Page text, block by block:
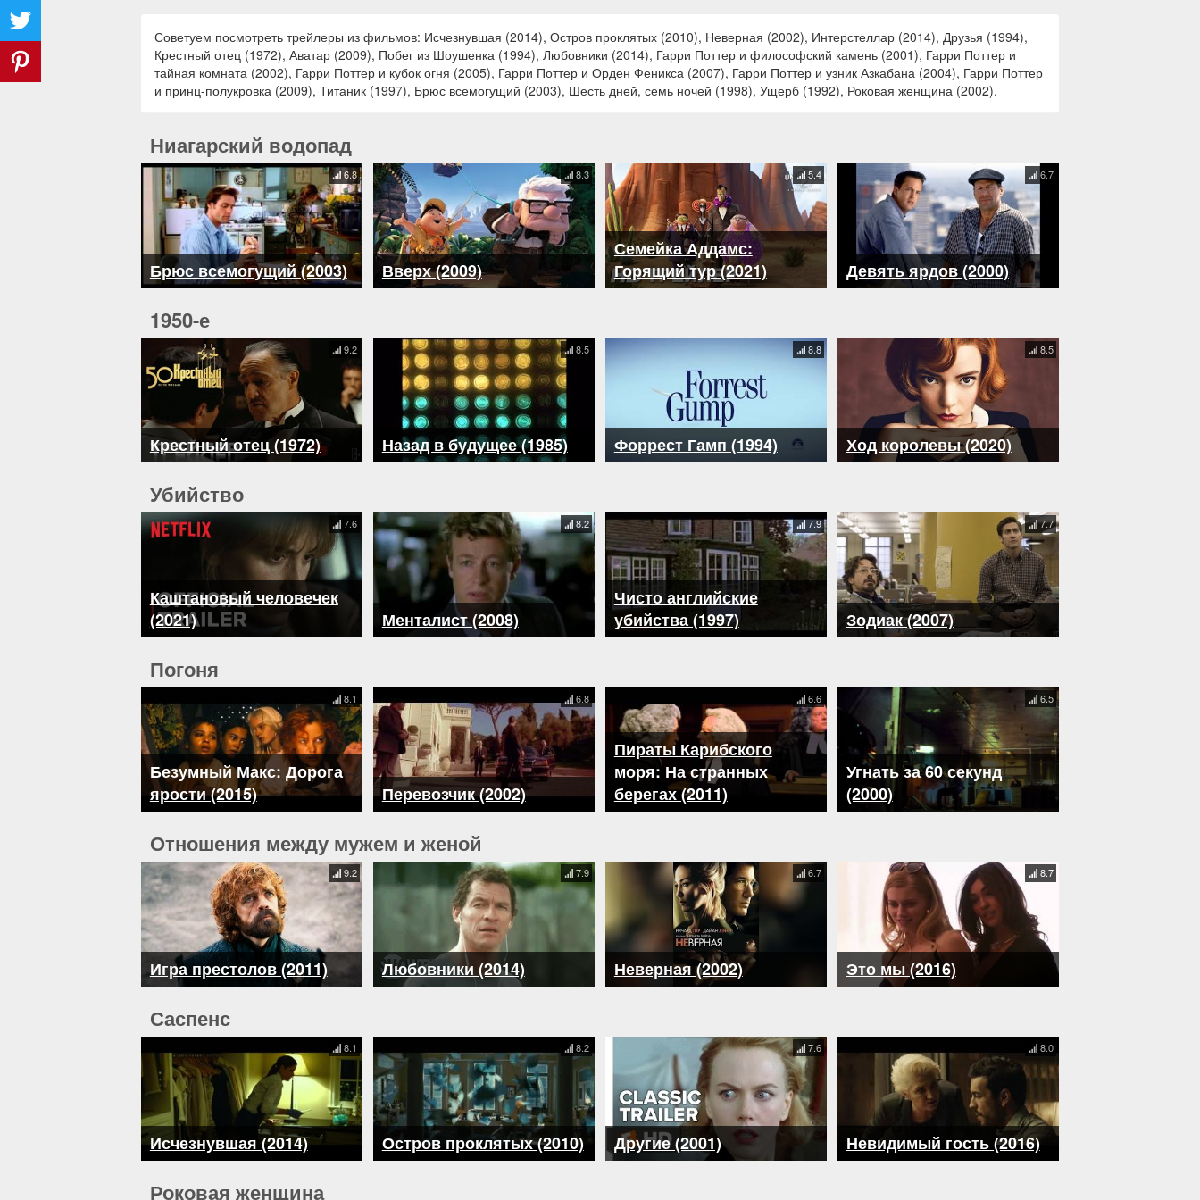
Советуем посмотреть трейлеры из фильмов: Исчезнувшая (2014), Остров проклятых (2010), Неверная (2002), Интерстеллар (2014), Друзья (1994),
Крестный отец (1972), Аватар (2009), Побег из Шоушенка (1994), Любовники (2014), Гарри Поттер и философский камень (2001), Гарри Поттер и
тайная комната (2002), Гарри Поттер и кубок огня (2005), Гарри Поттер и Орден Феникса (2007), Гарри Поттер и узник Азкабана (2004), Гарри Поттер
и принц-полукровка (2009), Титаник (1997), Брюс всемогущий (2003), Шесть дней, семь ночей (1998), Ущерб (1992), Роковая женщина (2002).
Ниагарский водопад
Брюс всемогущий (2003)
6.8
Вверх (2009)
8.3
Семейка Аддамс:
Горящий тур (2021)
5.4
Девять ярдов (2000)
6.7
1950-е
Крестный отец (1972)
9.2
Назад в будущее (1985)
8.5
Форрест Гамп (1994)
8.8
Ход королевы (2020)
8.5
Убийство
Каштановый человечек
(2021)
7.6
Менталист (2008)
8.2
Чисто английские
убийства (1997)
7.9
Зодиак (2007)
7.7
Погоня
Безумный Макс: Дорога
ярости (2015)
8.1
Перевозчик (2002)
6.8
Пираты Карибского
моря: На странных
берегах (2011)
6.6
Угнать за 60 секунд
(2000)
6.5
Отношения между мужем и женой
Игра престолов (2011)
9.2
Любовники (2014)
7.9
Неверная (2002)
6.7
Это мы (2016)
8.7
Саспенс
Исчезнувшая (2014)
8.1
Остров проклятых (2010)
8.2
Другие (2001)
7.6
Невидимый гость (2016)
8.0
Роковая женщина